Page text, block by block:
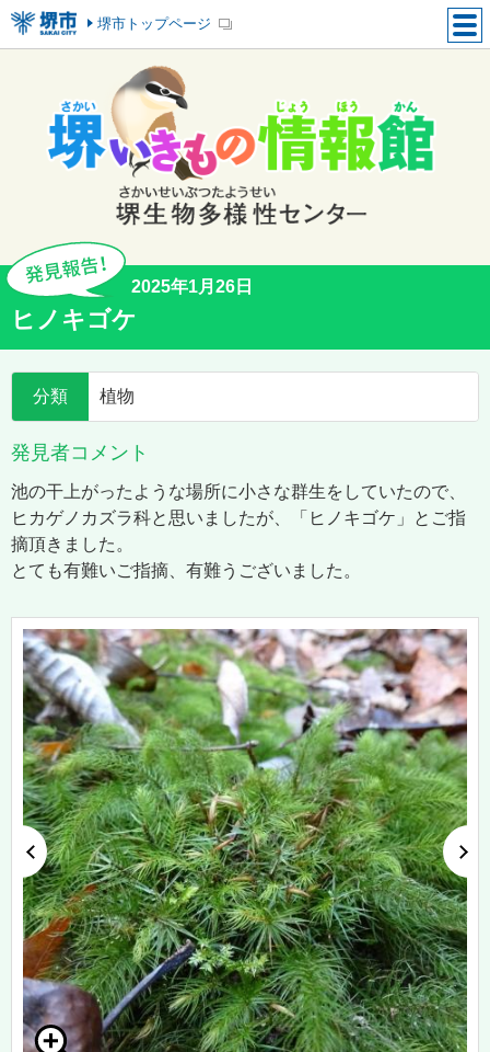
堺市トップページ
2025年1月26日
ヒノキゴケ
分類 植物
発見者コメント
池の干上がったような場所に小さな群生をしていたので、
ヒカゲノカズラ科と思いましたが、「ヒノキゴケ」とご指
摘頂きました。
とても有難いご指摘、有難うございました。